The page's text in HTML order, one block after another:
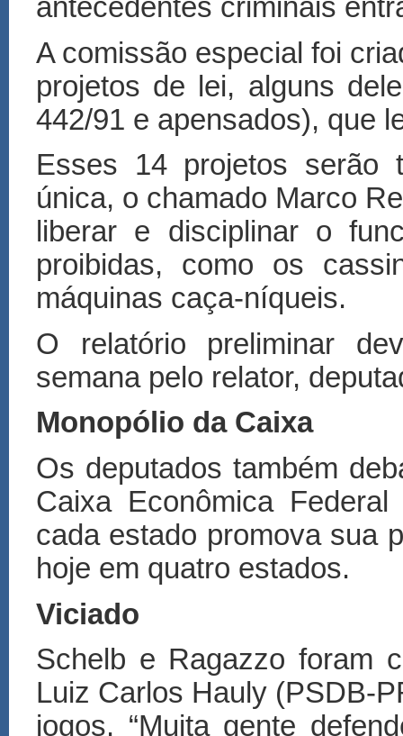
antecedentes criminais
A comissão especial foi
projetos de lei, alguns
442/91 e apensados), que
Esses 14 projetos serão
única, o chamado Marco
liberar e disciplinar o
proibidas, como os
máquinas caça-níqueis.
O relatório preliminar
semana pelo relator,
Monopólio da Caixa
Os deputados também
Caixa Econômica
cada estado promova sua
hoje em quatro estados.
Viciado
Schelb e Ragazzo foram
Luiz Carlos Hauly (PSDB-
jogos. “Muita gente